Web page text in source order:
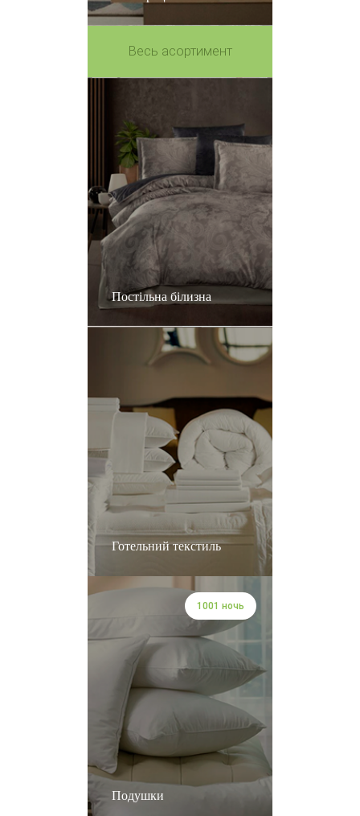
Весь асортимент
Постільна білизна
Готельний текстиль
Подушки
1001 ночь